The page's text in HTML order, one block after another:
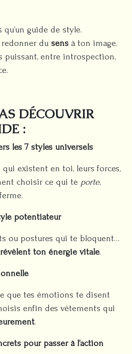
qu’un guide de style.
redonner dusens à ton image.
puissant, entre introspection,
DÉCOUVRIR
:
les 7 styles universels
existent en toi, leurs forces,
choisir ce qui te porte,
potentiateur
ou postures qui te bloquent…
révèlent ton énergie vitale.
que tes émotions te disent
enfin des vêtements qui
.
pour passer à l’action